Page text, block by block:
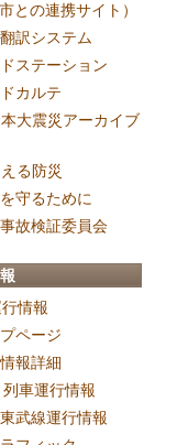
との連携サイト）
訳システム
ステーション
カルテ
大震災アーカイブ
る防災
守るために
故検証委員会
情報
ページ
報詳細
車運行情報
武線運行情報